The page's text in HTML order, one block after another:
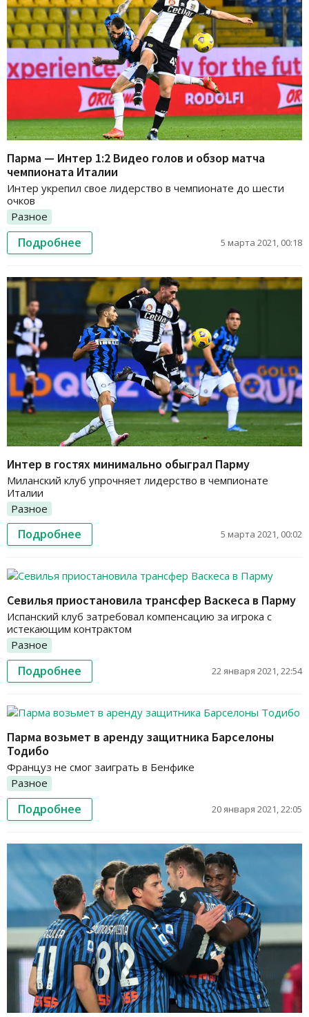
Парма — Интер 1:2 Видео голов и обзор матча
чемпионата Италии
Интер укрепил свое лидерство в чемпионате до шести
очков
Разное
Подробнее 5 марта 2021, 00:18
Интер в гостях минимально обыграл Парму
Миланский клуб упрочняет лидерство в чемпионате
Италии
Разное
Подробнее 5 марта 2021, 00:02
Севилья приостановила трансфер Васкеса в Парму
Испанский клуб затребовал компенсацию за игрока с
истекающим контрактом
Разное
Подробнее 22 января 2021, 22:54
Парма возьмет в аренду защитника Барселоны
Тодибо
Француз не смог заиграть в Бенфике
Разное
Подробнее 20 января 2021, 22:05